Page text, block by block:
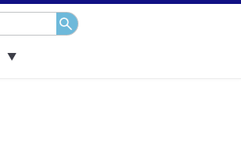
▼